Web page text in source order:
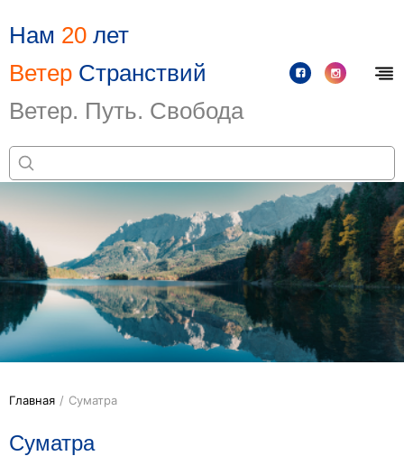
Нам 20 лет
Ветер Странствий
Ветер. Путь. Свобода
Главная / Суматра
Суматра